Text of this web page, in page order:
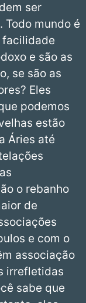
ser
Todo mundo é
facilidade
e são as
se são as
Eles
podemos
estão
Áries até
o rebanho
de
e com o
associação
irrefletidas
sabe que